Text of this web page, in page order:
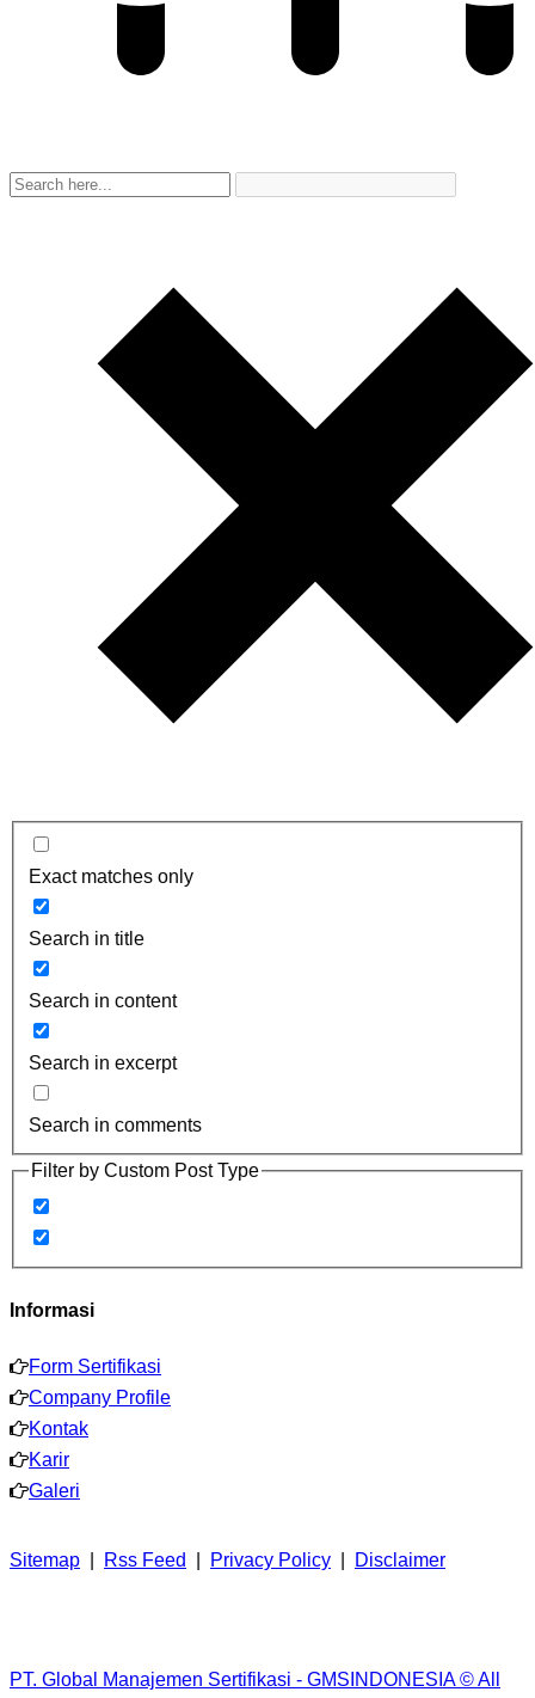
Exact matches only
Search in title
Search in content
Search in excerpt
Search in comments
Filter by Custom Post Type
Informasi
Form Sertifikasi
Company Profile
Kontak
Karir
Galeri
Sitemap Rss Feed Privacy Policy Disclaimer
PT. Global Manajemen Sertifikasi - GMSINDONESIA © All